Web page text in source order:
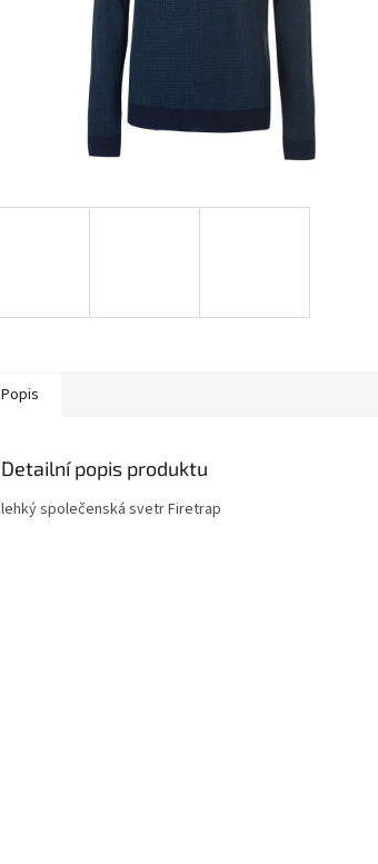
Popis
Detailní popis produktu
lehký společenská svetr Firetrap